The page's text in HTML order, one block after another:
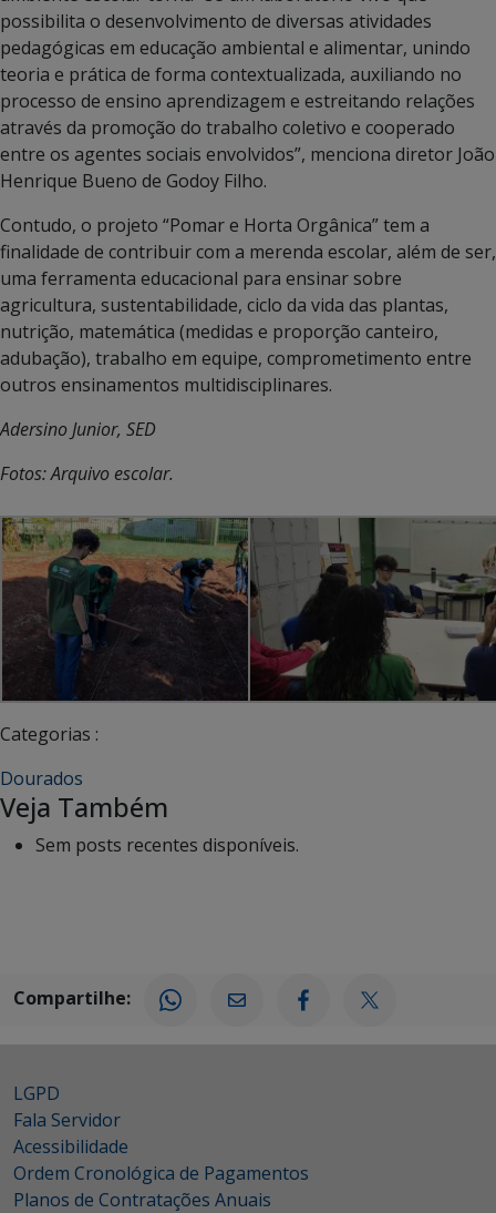
possibilita o desenvolvimento de diversas atividades
pedagógicas em educação ambiental e alimentar, unindo
teoria e prática de forma contextualizada, auxiliando no
processo de ensino aprendizagem e estreitando relações
através da promoção do trabalho coletivo e cooperado
entre os agentes sociais envolvidos”, menciona diretor João
Henrique Bueno de Godoy Filho.
Contudo, o projeto “Pomar e Horta Orgânica” tem a
finalidade de contribuir com a merenda escolar, além de ser,
uma ferramenta educacional para ensinar sobre
agricultura, sustentabilidade, ciclo da vida das plantas,
nutrição, matemática (medidas e proporção canteiro,
adubação), trabalho em equipe, comprometimento entre
outros ensinamentos multidisciplinares.
Adersino Junior, SED
Fotos: Arquivo escolar.
Categorias :
Dourados
Veja Também
Sem posts recentes disponíveis.
Compartilhe:
LGPD
Fala Servidor
Acessibilidade
Ordem Cronológica de Pagamentos
Planos de Contratações Anuais